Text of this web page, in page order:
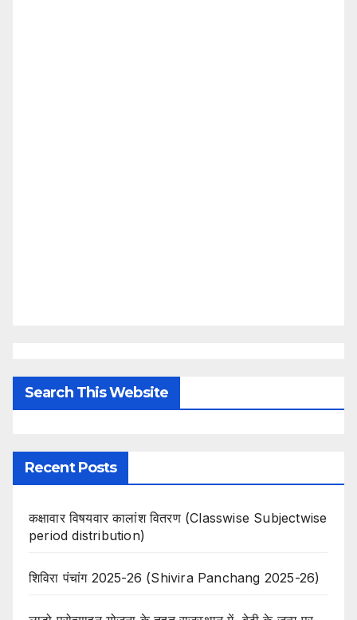
Search This Website
Recent Posts
कक्षावार विषयवार कालांश वितरण (Classwise Subjectwise
period distribution)
शिविरा पंचांग 2025-26 (Shivira Panchang 2025-26)